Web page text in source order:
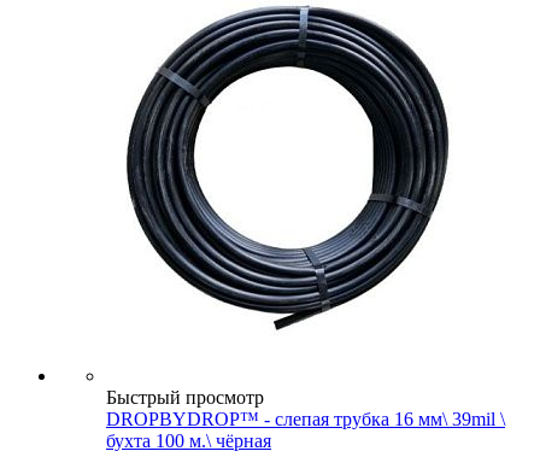
Быстрый просмотр
DROPBYDROP™ - слепая трубка 16 мм\ 39mil \
бухта 100 м.\ чёрная